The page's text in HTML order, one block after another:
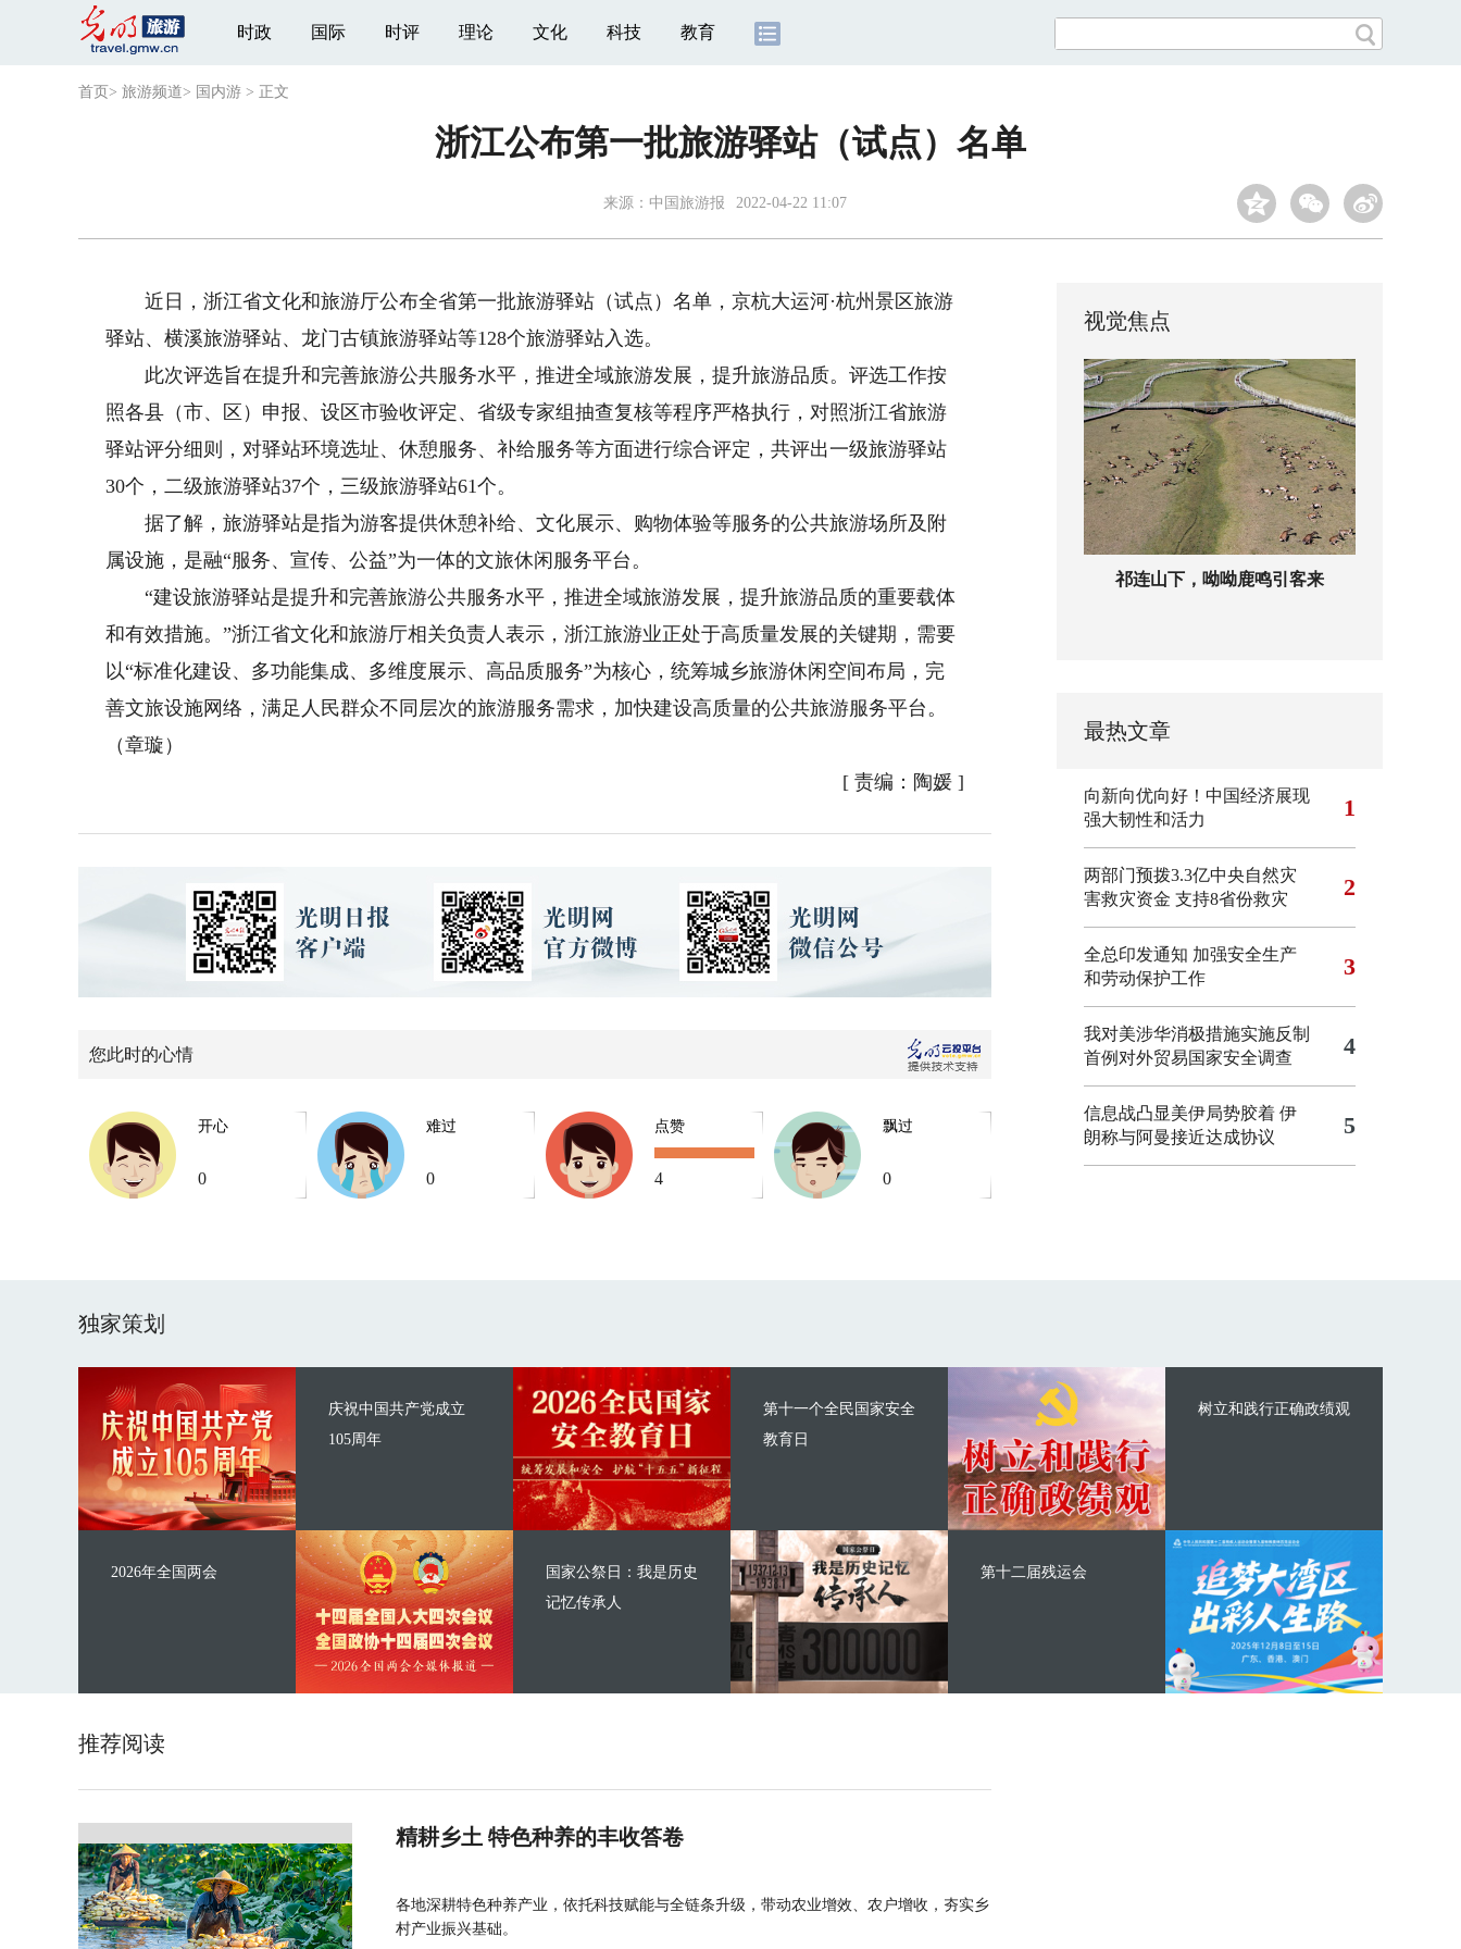
时政 国际 时评 理论 文化 科技 教育
首页 > 旅游频道> 国内游 > 正文
浙江公布第一批旅游驿站（试点）名单
来源： 中国旅游报 2022-04-22 11:07
近日，浙江省文化和旅游厅公布全省第一批旅游驿站（试点）名单，京杭大运河·杭州景区旅游
驿站、横溪旅游驿站、龙门古镇旅游驿站等128个旅游驿站入选。
此次评选旨在提升和完善旅游公共服务水平，推进全域旅游发展，提升旅游品质。评选工作按
照各县（市、区）申报、设区市验收评定、省级专家组抽查复核等程序严格执行，对照浙江省旅游
驿站评分细则，对驿站环境选址、休憩服务、补给服务等方面进行综合评定，共评出一级旅游驿站
30个，二级旅游驿站37个，三级旅游驿站61个。
据了解，旅游驿站是指为游客提供休憩补给、文化展示、购物体验等服务的公共旅游场所及附
属设施，是融“服务、宣传、公益”为一体的文旅休闲服务平台。
“建设旅游驿站是提升和完善旅游公共服务水平，推进全域旅游发展，提升旅游品质的重要载体
和有效措施。”浙江省文化和旅游厅相关负责人表示，浙江旅游业正处于高质量发展的关键期，需要
以“标准化建设、多功能集成、多维度展示、高品质服务”为核心，统筹城乡旅游休闲空间布局，完
善文旅设施网络，满足人民群众不同层次的旅游服务需求，加快建设高质量的公共旅游服务平台。
（章璇）
[ 责编：陶媛]
您此时的心情
开心
0
难过
0
点赞
4
飘过
0
视觉焦点
祁连山下，呦呦鹿鸣引客来
最热文章
向新向优向好！中国经济展现
强大韧性和活力
1
两部门预拨3.3亿中央自然灾
害救灾资金 支持8省份救灾
2
全总印发通知 加强安全生产
和劳动保护工作
3
我对美涉华消极措施实施反制
首例对外贸易国家安全调查
4
信息战凸显美伊局势胶着 伊
朗称与阿曼接近达成协议
5
独家策划
庆祝中国共产党成立
105周年
2026年全国两会
第十一个全民国家安全
教育日
国家公祭日：我是历史
记忆传承人
树立和践行正确政绩观
第十二届残运会
推荐阅读
精耕乡土 特色种养的丰收答卷
各地深耕特色种养产业，依托科技赋能与全链条升级，带动农业增效、农户增收，夯实乡
村产业振兴基础。